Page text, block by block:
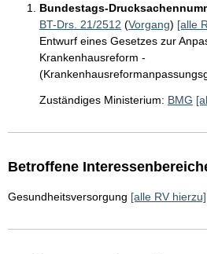
Bundestags-
BT-Drs. 21/2512 (Vorgang) [alle
Entwurf eines Gesetzes zur
Krankenhausreform -
Zuständiges Ministerium: BMG
Betroffene
Gesundheitsversorgung [alle RV hierzu]